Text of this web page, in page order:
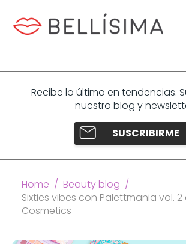
Recibe lo último en tendencias.
nuestro blog y
SUSCRIBIRME
Home / Beauty blog /
Sixties vibes con Palettmania vol. 2
Cosmetics